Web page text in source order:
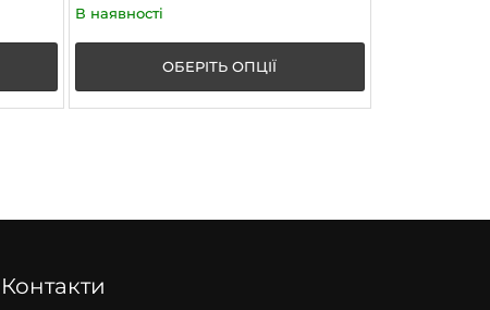
В наявності
ОБЕРІТЬ ОПЦІЇ
Контакти